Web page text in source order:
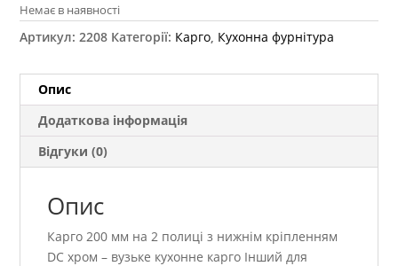
Немає в наявності
Артикул:2208 Категорії: Карго Кухонна фурнітура
Опис
Додаткова інформація
Відгуки (0)
Опис
Карго 200 мм на 2 полиці з нижнім кріпленням
DC хром – вузьке кухонне карго Інший для